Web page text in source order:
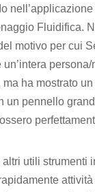
Fluidifica.
motivo per cui
ha mostrato
un pennello
utili strumenti